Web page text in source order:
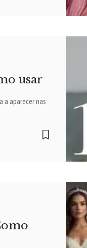
usar
aparecer nas